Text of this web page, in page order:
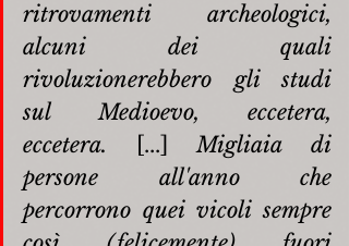
ritrovamenti archeologici,
alcuni dei quali
rivoluzionerebbero gli studi
sul Medioevo, eccetera,
eccetera.
[...] Migliaia di
persone all'anno che
percorrono quei vicoli sempre